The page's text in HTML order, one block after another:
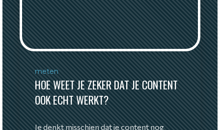
meten
HOE WEET JE ZEKER DAT JE CONTENT
OOK ECHT WERKT?
Je denkt misschien dat je content nog